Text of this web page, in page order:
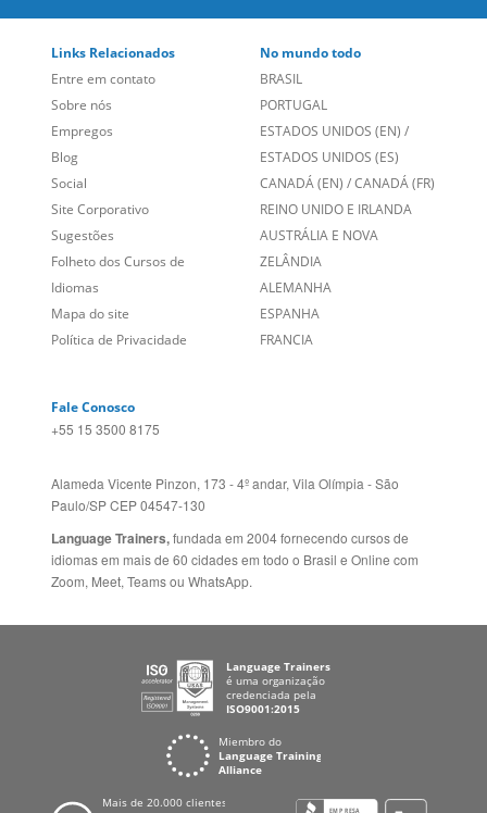
Entre em contato
Sobre nós
Empregos
Blog
Social
Site Corporativo
Sugestões
Folheto dos Cursos de
Idiomas
Mapa do site
Política de Privacidade
BRASIL
PORTUGAL
ESTADOS UNIDOS (EN)
ESTADOS UNIDOS (ES)
CANADÁ (EN)/CANADÁ (FR)
REINO UNIDO E IRLANDA
AUSTRÁLIA E NOVA
ZELÂNDIA
ALEMANHA
ESPANHA
FRANCIA
+55 15 3500 8175
Paulo/SP CEP 04547-130
Language Trainers,fundada em 2004 fornecendo cursos de
idiomas em mais de 60 cidades em todo o Brasil e Online com
Zoom, Meet, Teams ou WhatsApp.